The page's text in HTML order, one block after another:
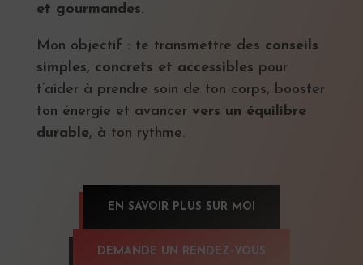
et gourmandes.
Mon objectif : te transmettre des conseils
simples, concrets et accessibles pour
t’aider à prendre soin de ton corps, booster
ton énergie et avancer vers un équilibre
durable, à ton rythme.
EN SAVOIR PLUS SUR MOI
DEMANDE UN RENDEZ-VOUS